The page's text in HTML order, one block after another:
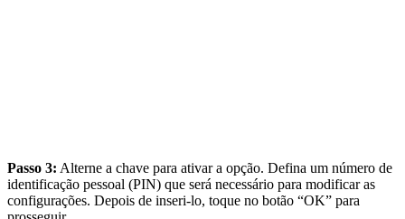
Passo 3: Alterne a chave para ativar a opção. Defina um número de
identificação pessoal (PIN) que será necessário para modificar as
configurações. Depois de inseri-lo, toque no botão “OK” para